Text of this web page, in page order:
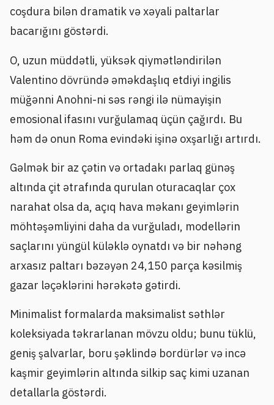
coşdura bilən dramatik və xəyali paltarlar
bacarığını göstərdi.
O, uzun müddətli, yüksək qiymətləndirilən
Valentino dövründə əməkdaşlıq etdiyi ingilis
müğənni Anohni-ni səs rəngi ilə nümayişin
emosional ifasını vurğulamaq üçün çağırdı. Bu
həm də onun Roma evindəki işinə oxşarlığı artırdı.
Gəlmək bir az çətin və ortadakı parlaq günəş
altında çit ətrafında qurulan oturacaqlar çox
narahat olsa da, açıq hava məkanı geyimlərin
möhtəşəmliyini daha da vurğuladı, modellərin
saçlarını yüngül küləklə oynatdı və bir nəhəng
arxasız paltarı bəzəyən 24,150 parça kəsilmiş
gazar ləçəklərini hərəkətə gətirdi.
Minimalist formalarda maksimalist səthlər
koleksiyada təkrarlanan mövzu oldu; bunu tüklü,
geniş şalvarlar, boru şəklində bordürlər və incə
kaşmir geyimlərin altında silkip saç kimi uzanan
detallarla göstərdi.